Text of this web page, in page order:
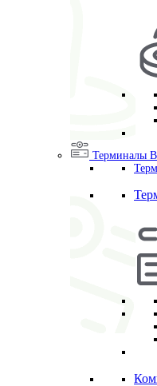
Терминалы